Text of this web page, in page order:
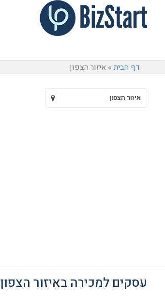
דף הבית» איזור הצפון
איזור הצפון
עסקים למכירה באיזור הצפון